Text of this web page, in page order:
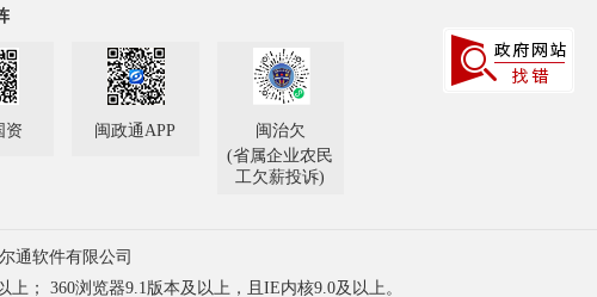
资 闽政通APP
闽治欠
(省属企业农民
工欠薪投诉)
通软件有限公司
； 360浏览器9.1版本及以上，且IE内核9.0及以上。